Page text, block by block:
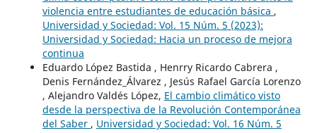
violencia entre estudiantes de educación básica ,
Universidad y Sociedad: Vol. 15 Núm. 5 (2023):
Universidad y Sociedad: Hacia un proceso de mejora
continua
Eduardo López Bastida , Henrry Ricardo Cabrera ,
Denis Fernández_Álvarez , Jesús Rafael García Lorenzo
, Alejandro Valdés López, El cambio climático visto
desde la perspectiva de la Revolución Contemporánea
del Saber , Universidad y Sociedad: Vol. 16 Núm. 5